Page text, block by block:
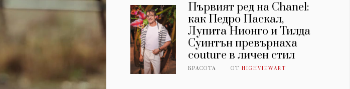
Първият ред на Chanel:
как Педро Паскал,
Лупита Нионго и Тилда
Суинтън превърнаха
couture в личен стил
КРАСОТА ОТHIGHVIEWART